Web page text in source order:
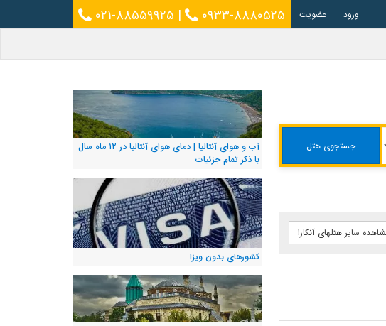
۰۲۱-۸۸۵۵۹۹۲۵ | ۰۹۳۳-۸۸۸۰۵۲۵ ورود عضویت
جستجوی هتل
سایر هتلهای آنکارا
آب و هوای آنتالیا | دمای هوای آنتالیا در ۱۲ ماه سال
با ذکر تمام جزئیات
کشورهای بدون ویزا